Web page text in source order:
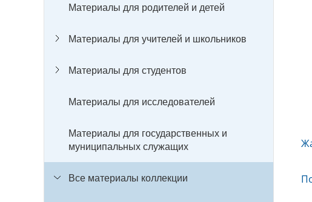
Материалы для родителей и детей
Материалы для учителей и школьников
Материалы для студентов
Материалы для исследователей
Материалы для государственных и
муниципальных служащих
Все материалы коллекции